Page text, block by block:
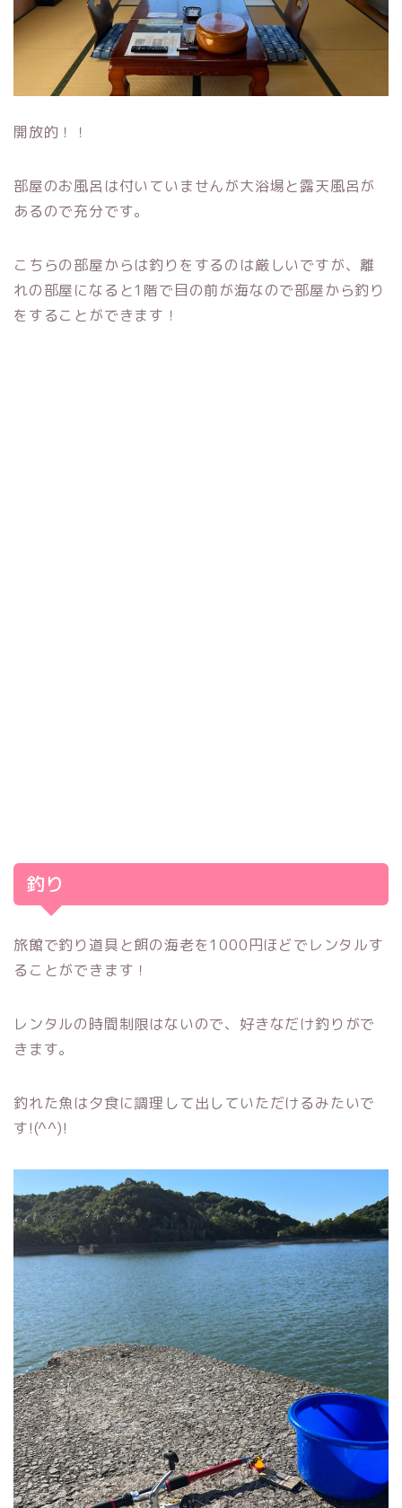
開放的！！
部屋のお風呂は付いていませんが大浴場と露天風呂が
あるので充分です。
こちらの部屋からは釣りをするのは厳しいですが、離
れの部屋になると1階で目の前が海なので部屋から釣り
をすることができます！
釣り
旅館で釣り道具と餌の海老を1000円ほどでレンタルす
ることができます！
レンタルの時間制限はないので、好きなだけ釣りがで
きます。
釣れた魚は夕食に調理して出していただけるみたいで
す!(^^)!